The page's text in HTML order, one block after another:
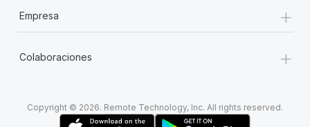
Empresa +
Colaboraciones +
Copyright © 2026. Remote Technology, Inc. All rights reserved.